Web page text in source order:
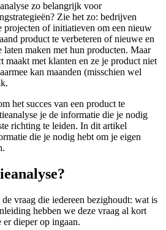
zo belangrijk voor
Zie het zo: bedrijven
projecten of initiatieven om een nieuw
product te verbeteren of nieuwe en
laten maken met hun producten. Maar
maakt met klanten en ze je product niet
kan maanden (misschien wel
het succes van een product te
je de informatie die je nodig
richting te leiden. In dit artikel
die je nodig hebt om je eigen
vraag die iedereen bezighoudt: wat is
hebben we deze vraag al kort
dieper op ingaan.